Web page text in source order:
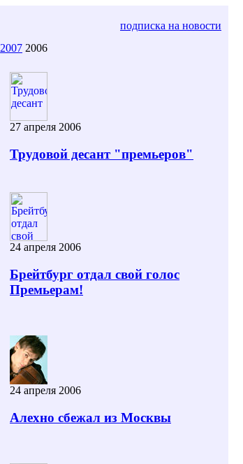
подписка на новости
2007 2006
27 апреля 2006
Трудовой десант "премьеров"
24 апреля 2006
Брейтбург отдал свой голос
Премьерам!
24 апреля 2006
Алехно сбежал из Москвы